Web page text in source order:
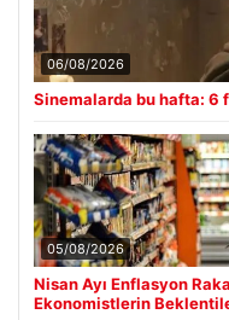
06/08/2026
Sinemalarda bu hafta: 6
05/08/2026
Nisan Ayı Enflasyon
Ekonomistlerin